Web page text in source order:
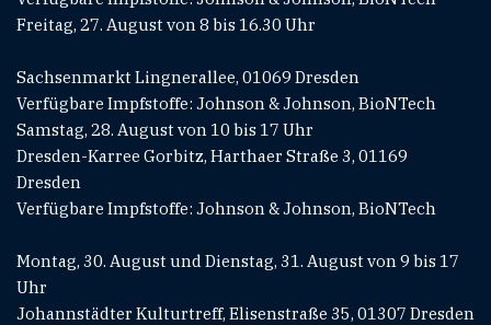
Freitag, 27. August von 8 bis 16.30 Uhr
Sachsenmarkt Lingnerallee, 01069 Dresden
Verfügbare Impfstoffe: Johnson & Johnson, BioNTech
Samstag, 28. August von 10 bis 17 Uhr
Dresden-Karree Gorbitz, Harthaer Straße 3, 01169
Dresden
Verfügbare Impfstoffe: Johnson & Johnson, BioNTech
Montag, 30. August und Dienstag, 31. August von 9 bis 17
Uhr
Johannstädter Kulturtreff, Elisenstraße 35, 01307 Dresden